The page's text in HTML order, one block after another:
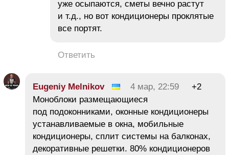
уже осыпаются, сметы вечно растут
и т.д., но вот кондиционеры проклятые
все портят.
Ответить
Eugeniy Melnikov 4 мар, 22:59
+2
Моноблоки размещающиеся
под подоконниками, оконные кондиционеры
устанавливаемые в окна, мобильные
кондиционеры, сплит системы на балконах,
декоративные решетки. 80% кондиционеров